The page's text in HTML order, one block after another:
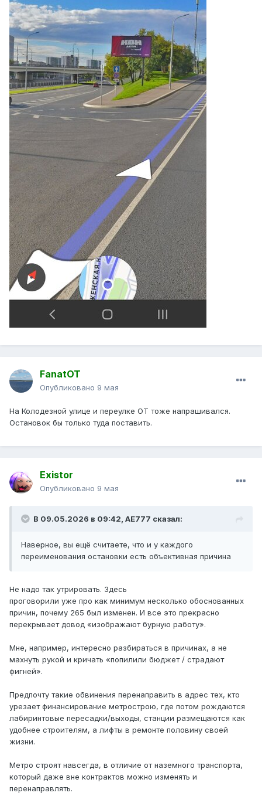
FanatOT
Опубликовано 9 мая
На Колодезной улице и переулке ОТ тоже напрашивался.
Остановок бы только туда поставить.
Existor
Опубликовано 9 мая
В 09.05.2026 в 09:42, AE777 сказал:
Наверное, вы ещё считаете, что и у каждого
переименования остановки есть объективная причина
Не надо так утрировать. Здесь
проговорили уже про как минимум несколько обоснованных
причин, почему 265 был изменен. И все это прекрасно
перекрывает довод «изображают бурную работу».
Мне, например, интересно разбираться в причинах, а не
махнуть рукой и кричать «попилили бюджет / страдают
фигней».
Предпочту такие обвинения перенаправить в адрес тех, кто
урезает финансирование метрострою, где потом рождаются
лабиринтовые пересадки/выходы, станции размещаются как
удобнее строителям, а лифты в ремонте половину своей
жизни.
Метро строят навсегда, в отличие от наземного транспорта,
который даже вне контрактов можно изменять и
перенаправлять.